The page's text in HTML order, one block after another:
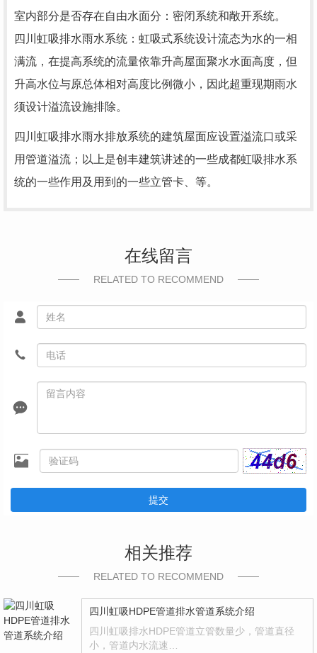
室内部分是否存在自由水面分：密闭系统和敞开系统。
四川虹吸排水雨水系统：虹吸式系统设计流态为水的一相
满流，在提高系统的流量依靠升高屋面聚水水面高度，但
升高水位与原总体相对高度比例微小，因此超重现期雨水
须设计溢流设施排除。
四川虹吸排水雨水排放系统的建筑屋面应设置溢流口或采
用管道溢流；以上是创丰建筑讲述的一些成都虹吸排水系
统的一些作用及用到的一些立管卡、等。
在线留言
RELATED TO RECOMMEND
提交
相关推荐
RELATED TO RECOMMEND
四川虹吸HDPE管道排水管道系统介绍
四川虹吸排水HDPE管道立管数量少，管道直径
小，管道内水流速…